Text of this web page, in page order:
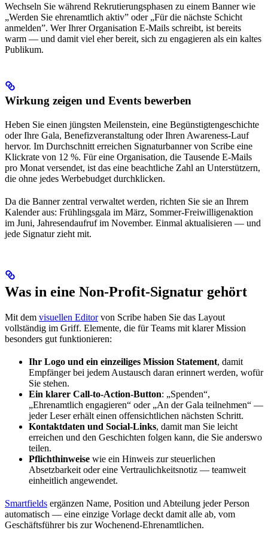
Wechseln Sie während Rekrutierungsphasen zu einem Banner wie
„Werden Sie ehrenamtlich aktiv” oder „Für die nächste Schicht
anmelden”. Wer Ihrer Organisation E-Mails schreibt, ist bereits
warm — und damit viel eher bereit, sich zu engagieren als ein kaltes
Publikum.
Wirkung zeigen und Events bewerben
Heben Sie einen jüngsten Meilenstein, eine Begünstigtengeschichte
oder Ihre Gala, Benefizveranstaltung oder Ihren Awareness-Lauf
hervor. Im Durchschnitt erreichen Signaturbanner von Scribe eine
Klickrate von 12 %. Für eine Organisation, die Tausende E-Mails
pro Monat versendet, ist das eine beachtliche Zahl an Unterstützern,
die ohne jedes Werbebudget durchklicken.
Da die Banner zentral verwaltet werden, richten Sie sie an Ihrem
Kalender aus: Frühlingsgala im März, Sommer-Freiwilligenaktion
im Juni, Jahresendaufruf im November. Einmal aktualisieren — und
jede Signatur zieht mit.
Was in eine Non-Profit-Signatur gehört
Mit dem visuellen Editorvon Scribe haben Sie das Layout
vollständig im Griff. Elemente, die für Teams mit klarer Mission
besonders gut funktionieren:
Ihr Logo und ein einzeiliges Mission Statement, damit
Empfänger bei jedem Austausch daran erinnert werden, wofür
Sie stehen.
Ein klarer Call-to-Action-Button: „Spenden“,
„Ehrenamtlich engagieren“ oder „An der Gala teilnehmen“ —
jeder Leser erhält einen offensichtlichen nächsten Schritt.
Kontaktdaten und Social-Links, damit man Sie leicht
erreichen und den Geschichten folgen kann, die Sie anderswo
teilen.
Pflichthinweise wie ein Hinweis zur steuerlichen
Absetzbarkeit oder eine Vertraulichkeitsnotiz — teamweit
einheitlich angewendet.
Smartfields ergänzen Name, Position und Abteilung jeder Person
automatisch — eine einzige Vorlage deckt damit alle ab, vom
Geschäftsführer bis zur Wochenend-Ehrenamtlichen.